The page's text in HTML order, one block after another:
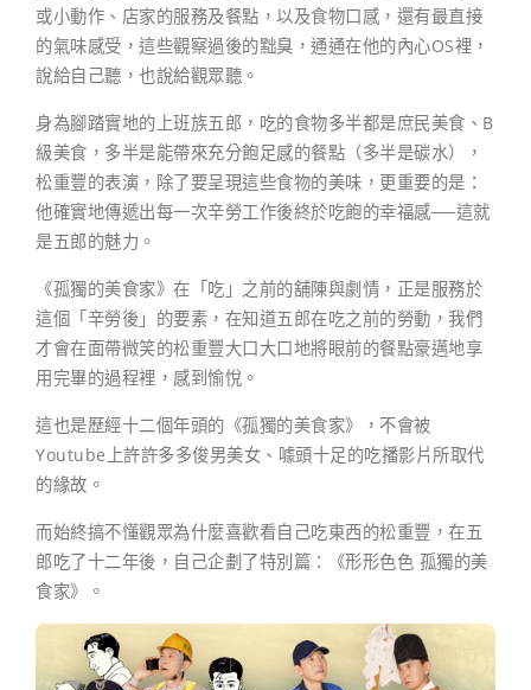
或小動作、店家的服務及餐點，以及食物口感，還有最直接
的氣味感受，這些觀察過後的黜臭，通通在他的內心OS裡，
說給自己聽，也說給觀眾聽。
身為腳踏實地的上班族五郎，吃的食物多半都是庶民美食、B
級美食，多半是能帶來充分飽足感的餐點（多半是碳水），
松重豐的表演，除了要呈現這些食物的美味，更重要的是：
他確實地傳遞出每一次辛勞工作後終於吃飽的幸福感──這就
是五郎的魅力。
《孤獨的美食家》在「吃」之前的舖陳與劇情，正是服務於
這個「辛勞後」的要素，在知道五郎在吃之前的勞動，我們
才會在面帶微笑的松重豐大口大口地將眼前的餐點豪邁地享
用完畢的過程裡，感到愉悅。
這也是歷經十二個年頭的《孤獨的美食家》，不會被
Youtube上許許多多俊男美女、噱頭十足的吃播影片所取代
的緣故。
而始終搞不懂觀眾為什麼喜歡看自己吃東西的松重豐，在五
郎吃了十二年後，自己企劃了特別篇：《形形色色 孤獨的美
食家》。